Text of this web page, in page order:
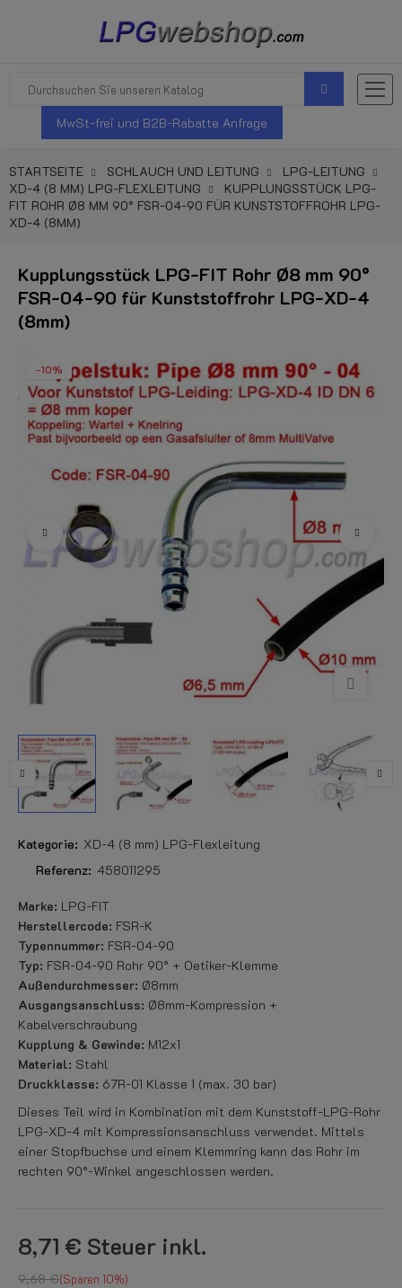
MwSt-frei und B2B-Rabatte Anfrage
STARTSEITE SCHLAUCH UND LEITUNG
LPG-LEITUNG
XD-4 (8 MM) LPG-FLEXLEITUNG
KUPPLUNGSSTÜCK LPG-
FIT ROHR Ø8 MM 90° FSR-04-90 FÜR KUNSTSTOFFROHR LPG-
XD-4 (8MM)
Kupplungsstück LPG-FIT Rohr Ø8 mm 90°
FSR-04-90 für Kunststoffrohr LPG-XD-4
(8mm)
-10%
Kategorie: XD-4 (8 mm) LPG-Flexleitung
Referenz: 458011295
Marke: LPG-FIT
Herstellercode: FSR-K
Typennummer: FSR-04-90
Typ: FSR-04-90 Rohr 90° + Oetiker-Klemme
Außendurchmesser: Ø8mm
Ausgangsanschluss: Ø8mm-Kompression +
Kabelverschraubung
Kupplung & Gewinde: M12x1
Material: Stahl
Druckklasse: 67R-01 Klasse 1 (max. 30 bar)
Dieses Teil wird in Kombination mit dem Kunststoff-LPG-Rohr
LPG-XD-4 mit Kompressionsanschluss verwendet. Mittels
einer Stopfbuchse und einem Klemmring kann das Rohr im
rechten 90°-Winkel angeschlossen werden.
8,71 € Steuer inkl.
9,68 € Sparen 10%